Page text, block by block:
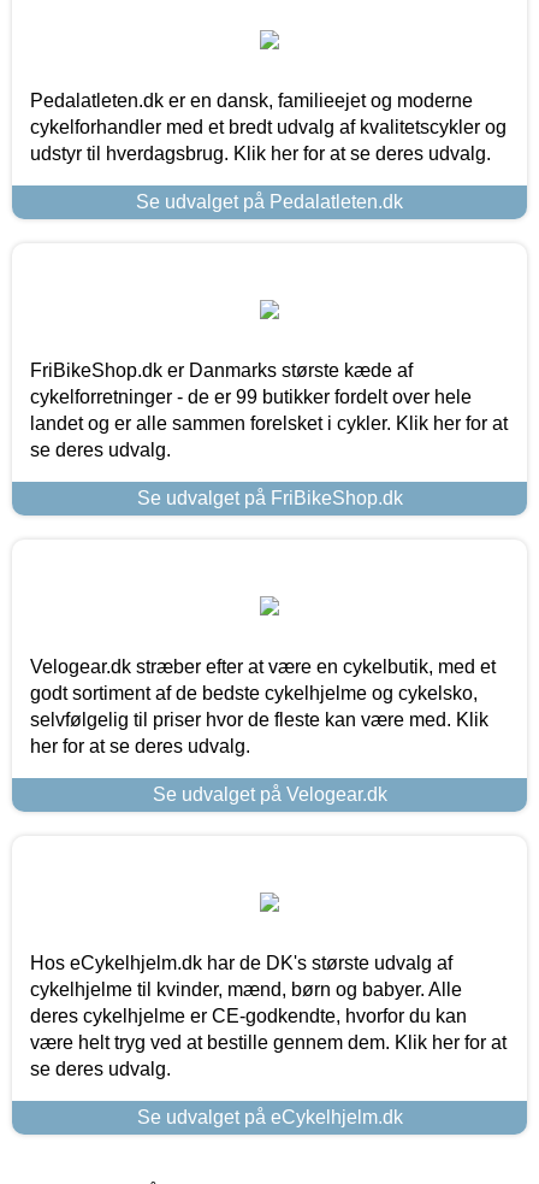
Pedalatleten.dk er en dansk, familieejet og moderne
cykelforhandler med et bredt udvalg af kvalitetscykler og
udstyr til hverdagsbrug. Klik her for at se deres udvalg.
Se udvalget på Pedalatleten.dk
FriBikeShop.dk er Danmarks største kæde af
cykelforretninger - de er 99 butikker fordelt over hele
landet og er alle sammen forelsket i cykler. Klik her for at
se deres udvalg.
Se udvalget på FriBikeShop.dk
Velogear.dk stræber efter at være en cykelbutik, med et
godt sortiment af de bedste cykelhjelme og cykelsko,
selvfølgelig til priser hvor de fleste kan være med. Klik
her for at se deres udvalg.
Se udvalget på Velogear.dk
Hos eCykelhjelm.dk har de DK's største udvalg af
cykelhjelme til kvinder, mænd, børn og babyer. Alle
deres cykelhjelme er CE-godkendte, hvorfor du kan
være helt tryg ved at bestille gennem dem. Klik her for at
se deres udvalg.
Se udvalget på eCykelhjelm.dk